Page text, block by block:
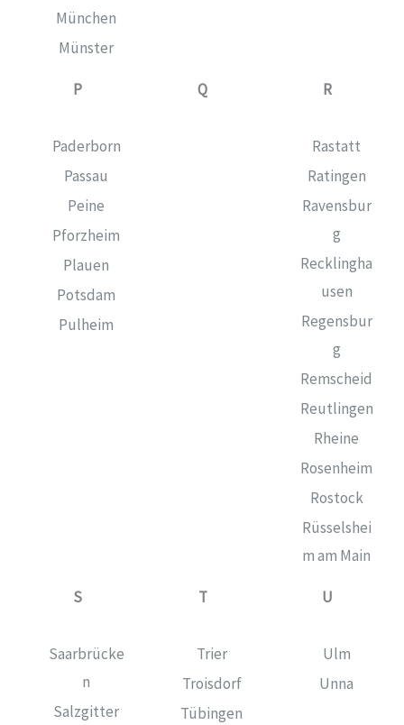
München
Münster
P Q R
Paderborn
Passau
Peine
Pforzheim
Plauen
Potsdam
Pulheim
Rastatt
Ratingen
Ravensbur
g
Recklingha
usen
Regensbur
g
Remscheid
Reutlingen
Rheine
Rosenheim
Rostock
Rüsselshei
m am Main
S T U
Saarbrücke
n
Salzgitter
Trier
Troisdorf
Tübingen
Ulm
Unna